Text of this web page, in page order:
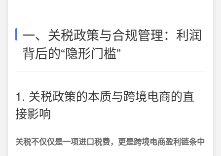
一、关税政策与合规管理：利润
背后的“隐形门槛”
1. 关税政策的本质与跨境电商的直
接影响
关税不仅仅是一项进口税费，更是跨境电商盈利链条中